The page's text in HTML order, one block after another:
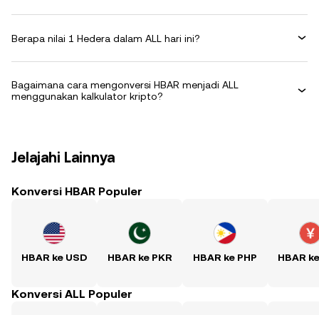
Berapa nilai 1 Hedera dalam ALL hari ini?
Bagaimana cara mengonversi HBAR menjadi ALL
menggunakan kalkulator kripto?
Jelajahi Lainnya
Konversi HBAR Populer
HBAR ke USD HBAR ke PKR HBAR ke PHP HBAR
Konversi ALL Populer